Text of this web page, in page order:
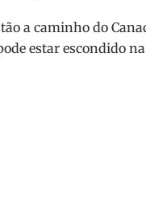
a caminho do
estar escondido